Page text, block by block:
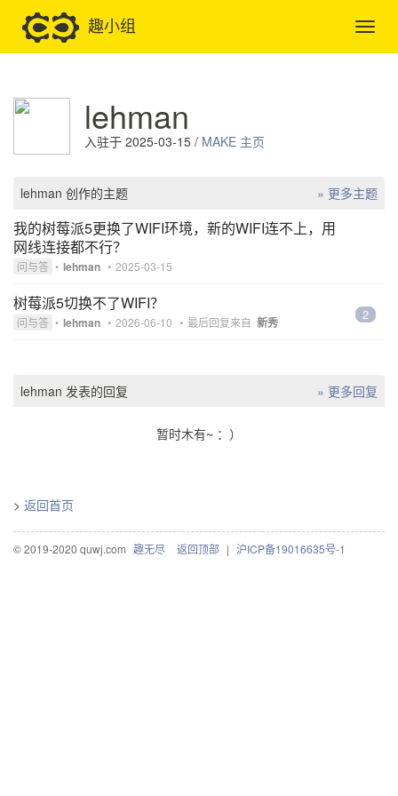
趣小组
lehman
入驻于 2025-03-15 / MAKE 主页
lehman 创作的主题 » 更多主题
我的树莓派5更换了WIFI环境，新的WIFI连不上，用
网线连接都不行？
问与答 • lehman • 2025-03-15
树莓派5切换不了WIFI？
问与答 • lehman • 2026-06-10 • 最后回复来自 新秀
2
lehman 发表的回复 » 更多回复
暂时木有~ ：）
> 返回首页
© 2019-2020 quwj.com 趣无尽 返回顶部 | 沪ICP备19016635号-1